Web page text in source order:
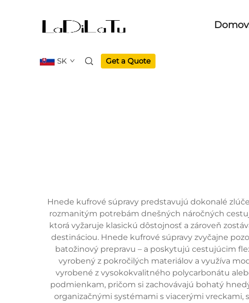
SK Get a Quote
Hnede kufrové súpravy predstavujú dokonalé
rozmanitým potrebám dnešných náročných
ktorá vyžaruje klasickú dôstojnosť a zároveň
destináciou. Hnede kufrové súpravy zvyčajne
batožinový prepravu – a poskytujú cestujúcim
vyrobený z pokročilých materiálov a využíva
vyrobené z vysokokvalitného polycarbonátu
podmienkam, pričom si zachovávajú bohatý
organizačnými systémami s viacerými